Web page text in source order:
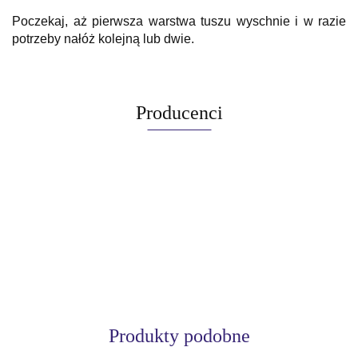
Poczekaj, aż pierwsza warstwa tuszu wyschnie i w razie
potrzeby nałóż kolejną lub dwie.
Producenci
Produkty podobne